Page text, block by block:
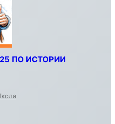
ПО ИСТОРИИ